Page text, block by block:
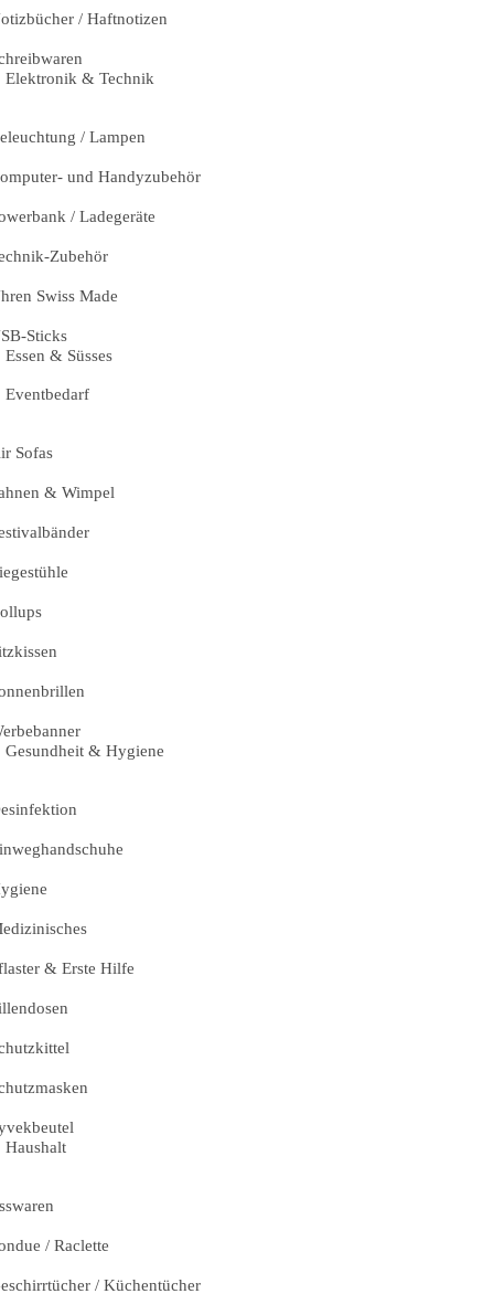
/ Haftnotizen
Elektronik & Technik
/ Lampen
und Handyzubehör
/ Ladegeräte
Zubehör
Swiss Made
Sticks
Essen & Süsses
Eventbedarf
Sofas
& Wimpel
Gesundheit & Hygiene
& Erste Hilfe
Haushalt
/ Raclette
/ Küchentücher